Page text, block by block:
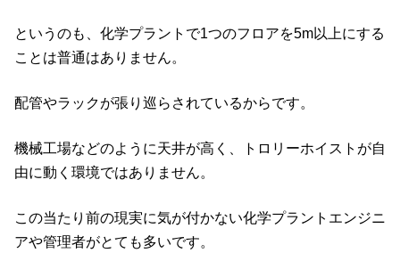
というのも、化学プラントで1つのフロアを5m以上にする
ことは普通はありません。
配管やラックが張り巡らされているからです。
機械工場などのように天井が高く、トロリーホイストが自
由に動く環境ではありません。
この当たり前の現実に気が付かない化学プラントエンジニ
アや管理者がとても多いです。